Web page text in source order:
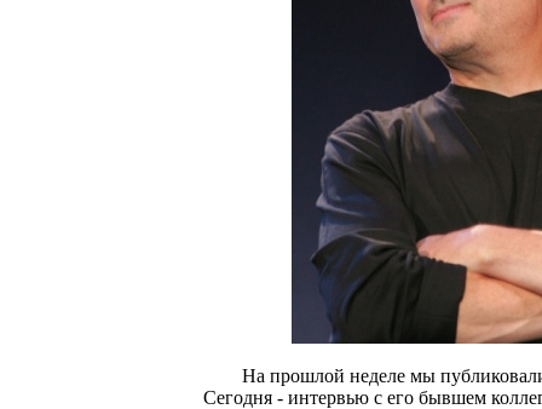
На прошлой неделе мы
Сегодня - интервью с его бывшем